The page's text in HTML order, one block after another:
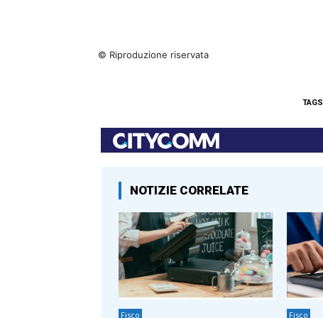
© Riproduzione riservata
TAGS
NOTIZIE CORRELATE
Fisco Fisco